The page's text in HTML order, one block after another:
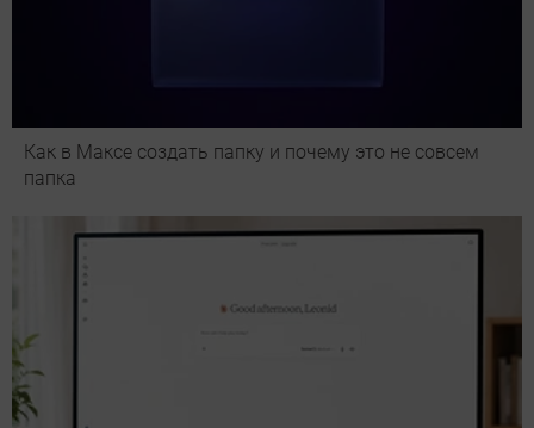
Как в Максе создать папку и почему это не совсем
папка